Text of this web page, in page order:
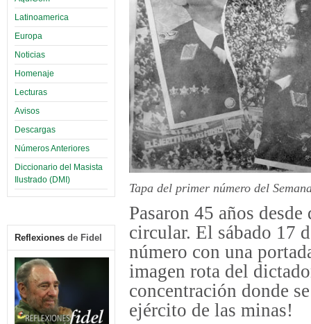
Latinoamerica
Europa
Noticias
Homenaje
Lecturas
Avisos
Descargas
Números Anteriores
Diccionario del Masista
Ilustrado (DMI)
Reflexiones de Fidel
Tapa del primer número del
Pasaron 45 años
circular. El sábado 17
número con una
imagen rota del
concentración donde
ejército de las minas!